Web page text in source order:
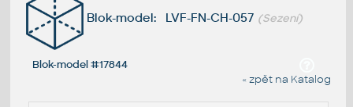
Blok-model: LVF-FN-CH-057 (Sezení)
Blok-model #17844
« zpět na Katalog